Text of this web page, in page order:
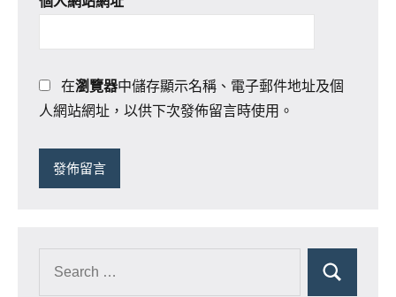
在瀏覽器中儲存顯示名稱、電子郵件地址及個
人網站網址，以供下次發佈留言時使用。